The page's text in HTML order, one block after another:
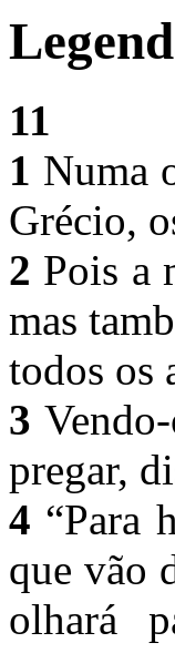
11
1 Numa
Grécio,
2 Pois a
mas
todos os
3
pregar,
4 “Para
que vão
olhará